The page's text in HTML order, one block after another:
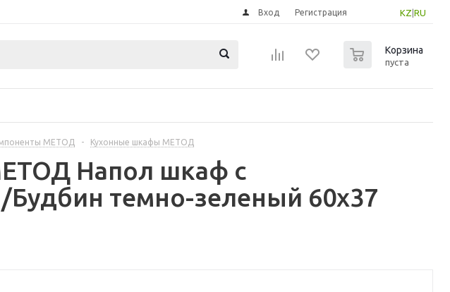
KZ RU
Вход Регистрация
Корзина
пуста
МЕТОД - Кухонные шкафы МЕТОД
Напол шкаф с
темно-зеленый 60x37